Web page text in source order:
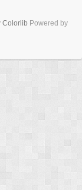
Colorlib Powered by